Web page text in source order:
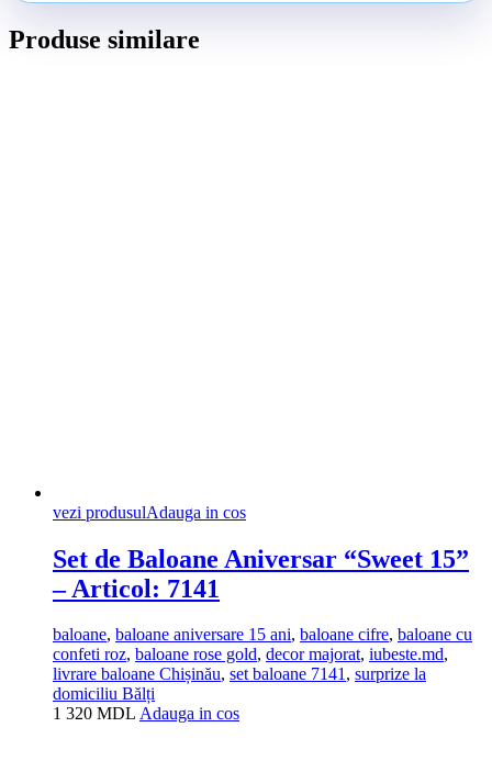
Produse similare
vezi produsulAdauga in cos
Set de Baloane Aniversar “Sweet 15”
– Articol: 7141
baloane, baloane aniversare 15 ani, baloane cifre, baloane cu
confeti roz, baloane rose gold, decor majorat, iubeste.md,
livrare baloane Chișinău, set baloane 7141, surprize la
domiciliu Bălți
1 320 MDL Adauga in cos